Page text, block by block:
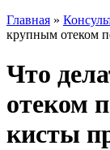
Главная »
крупным отеком
Что
отеком
кисты